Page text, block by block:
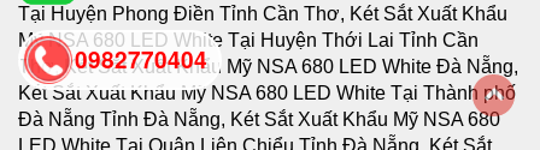
0982770404
back